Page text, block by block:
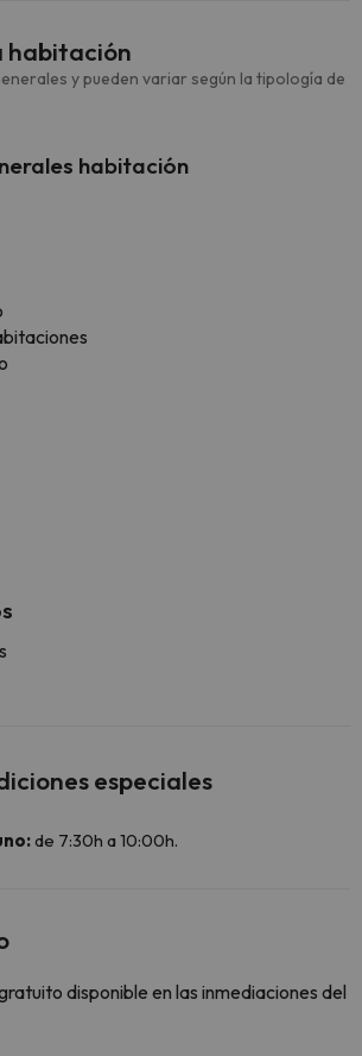
habitación
y pueden variar según la tipología de
habitación
especiales
de 7:30h a 10:00h.
disponible en las inmediaciones del